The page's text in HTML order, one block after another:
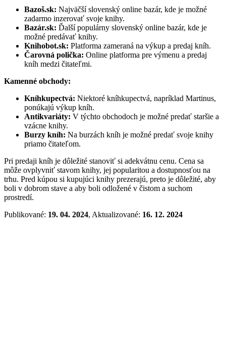
Bazoš.sk: Najväčší slovenský online bazár, kde je možné
zadarmo inzerovať svoje knihy.
Bazár.sk: Ďalší populárny slovenský online bazár, kde je
možné predávať knihy.
Knihobot.sk: Platforma zameraná na výkup a predaj kníh.
Čarovná polička: Online platforma pre výmenu a predaj
kníh medzi čitateľmi.
Kamenné obchody:
Kníhkupectvá: Niektoré kníhkupectvá, napríklad Martinus,
ponúkajú výkup kníh.
Antikvariáty: V týchto obchodoch je možné predať staršie a
vzácne knihy.
Burzy kníh: Na burzách kníh je možné predať svoje knihy
priamo čitateľom.
Pri predaji kníh je dôležité stanoviť si adekvátnu cenu. Cena sa
môže ovplyvniť stavom knihy, jej popularitou a dostupnosťou na
trhu. Pred kúpou si kupujúci knihy prezerajú, preto je dôležité, aby
boli v dobrom stave a aby boli odložené v čistom a suchom
prostredí.
Publikované: 19. 04. 2024, Aktualizované: 16. 12. 2024